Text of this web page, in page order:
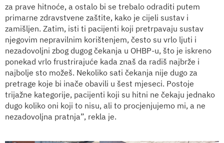
za prave hitnoće, a ostalo bi se trebalo odraditi putem
primarne zdravstvene zaštite, kako je cijeli sustav i
zamišljen. Zatim, isti ti pacijenti koji pretrpavaju sustav
njegovim nepravilnim korištenjem, često su vrlo ljuti i
nezadovoljni zbog dugog čekanja u OHBP-u, što je iskreno
ponekad vrlo frustrirajuće kada znaš da radiš najbrže i
najbolje sto možeš. Nekoliko sati čekanja nije dugo za
pretrage koje bi inače obavili u šest mjeseci. Postoje
trijažne kategorije, pacijenti koji su hitni ne čekaju jednako
dugo koliko oni koji to nisu, ali to procjenjujemo mi, a ne
nezadovoljna pratnja”, rekla je.